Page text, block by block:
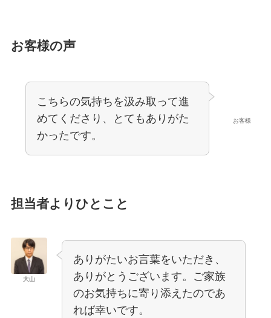
お客様の声
お客様
こちらの気持ちを汲み取って進
めてくださり、とてもありがた
かったです。
担当者よりひとこと
大山
ありがたいお言葉をいただき、
ありがとうございます。ご家族
のお気持ちに寄り添えたのであ
れば幸いです。